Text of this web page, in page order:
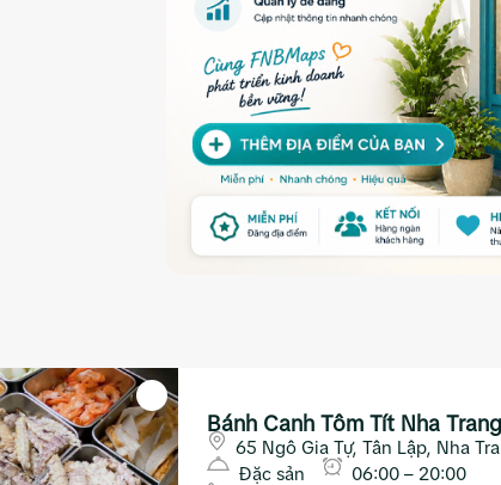
Bánh Canh Tôm Tít Nha Trang
65 Ngô Gia Tự, Tân Lập, Nha
Đặc sản
06:00 – 20:00